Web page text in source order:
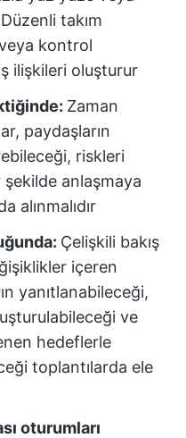
takım
kontrol
ilişkileri oluşturur
Zaman
paydaşların
riskleri
şekilde anlaşmaya
alınmalıdır
Çelişkili bakış
içeren
yanıtlanabileceği,
ve
hedeflerle
toplantılarda ele
oturumları